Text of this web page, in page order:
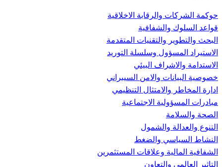
حوكمة الشركات والرقابة الاخلاقية
قواعد السلوك والشفافية
البحث والتطوير والتقنيات المتقدمة
الاستيراد المسؤول وسلسلة التوريد
الاستدامة والاشراف البيئي
خصوصية البيانات والامن السيبراني
ادارة المخاطر والامتثال التنظيمي
مبادرات المسؤولية الاجتماعية
الصحة والسلامة
التنوع والعدالة والشمول
النشاط السياسي والضغط
الشفافية المالية وعلاقات المستثمرين
التاثير العالمي والتعاون